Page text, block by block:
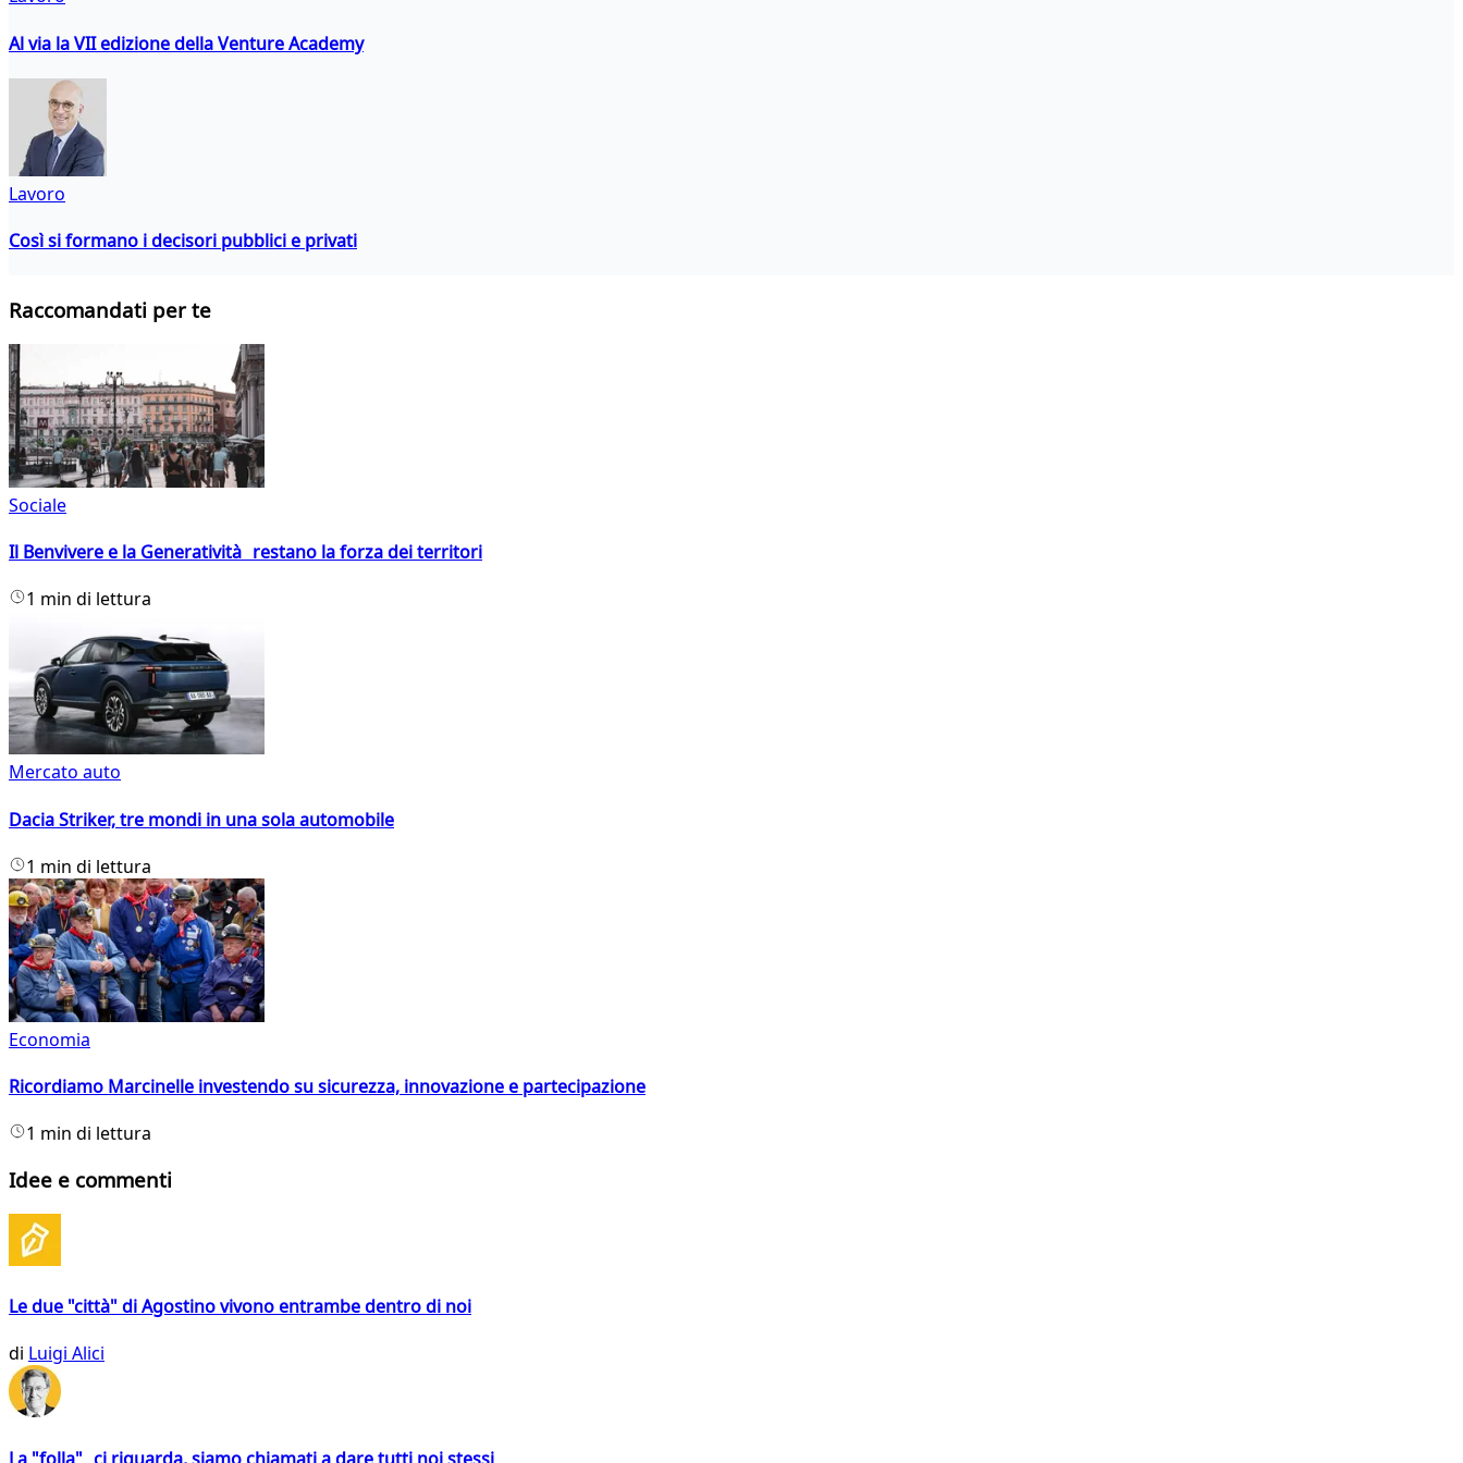
Al via la VII edizione della Venture Academy
Lavoro
Così si formano i decisori pubblici e privati
Raccomandati per te
Sociale
Il Benvivere e la Generatività restano la forza dei territori
1 min di lettura
Mercato auto
Dacia Striker, tre mondi in una sola automobile
1 min di lettura
Economia
Ricordiamo Marcinelle investendo su sicurezza, innovazione e partecipazione
1 min di lettura
Idee e commenti
Le due "città" di Agostino vivono entrambe dentro di noi
di Luigi Alici